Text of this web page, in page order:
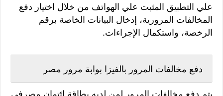
علي التطبيق المثبت علي الهواتف من خلال اختيار دفع
المخالفات المرورية، إدخال البيانات الخاصة برقم
الرخصة، واستكمال الإجراءات.
دفع مخالفات المرور بالفيزا بوابة مرور مصر
يتم دفع مخالفات المرور لمن لديه بطاقة ائتمان مصرفي